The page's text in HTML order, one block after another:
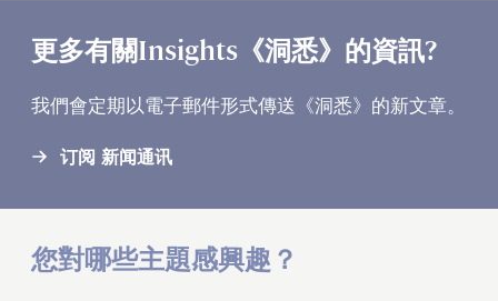
更多有關Insights《洞悉》的資訊?
我們會定期以電子郵件形式傳送《洞悉》的新文章。
订阅 新闻通讯
您對哪些主題感興趣？